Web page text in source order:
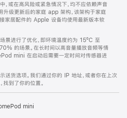
，或在高风险或紧急情况下，均不应依赖声音
升级更新后的家庭 app 架构，该架构于家庭
家居配件的 Apple 设备均使用最新版本软
景进行了优化，即环境温度约为 15ºC 至
的场景。在长时间以高音量播放音频等情
mini 在启动后需要一定时间对传感器进
送货选项。我们通过你的 IP 地址，或者你在上次
到了你的位置。
mini